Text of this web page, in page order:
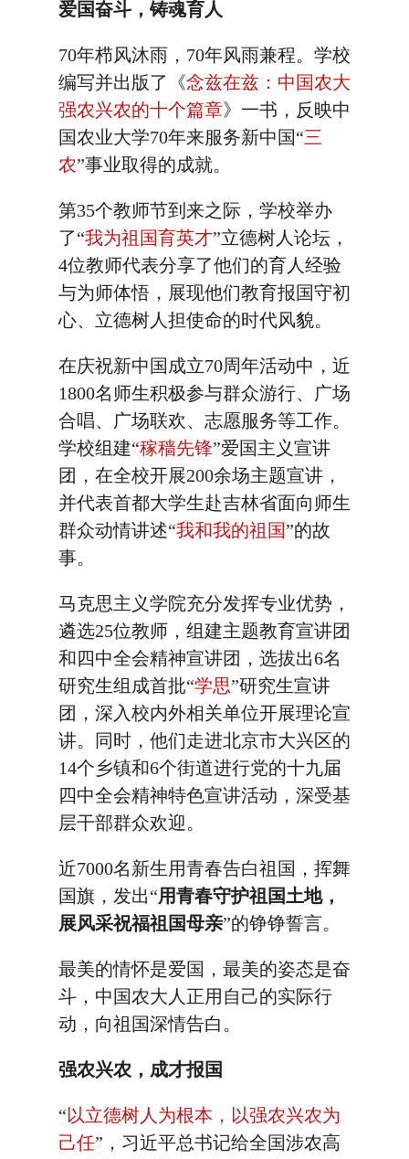
爱国奋斗，铸魂育人
70年栉风沐雨，70年风雨兼程。学校
编写并出版了《念兹在兹：中国农大
强农兴农的十个篇章》一书，反映中
国农业大学70年来服务新中国“三
农”事业取得的成就。
第35个教师节到来之际，学校举办
了“我为祖国育英才”立德树人论坛，
4位教师代表分享了他们的育人经验
与为师体悟，展现他们教育报国守初
心、立德树人担使命的时代风貌。
在庆祝新中国成立70周年活动中，近
1800名师生积极参与群众游行、广场
合唱、广场联欢、志愿服务等工作。
学校组建“稼穑先锋”爱国主义宣讲
团，在全校开展200余场主题宣讲，
并代表首都大学生赴吉林省面向师生
群众动情讲述“我和我的祖国”的故
事。
马克思主义学院充分发挥专业优势，
遴选25位教师，组建主题教育宣讲团
和四中全会精神宣讲团，选拔出6名
研究生组成首批“学思”研究生宣讲
团，深入校内外相关单位开展理论宣
讲。同时，他们走进北京市大兴区的
14个乡镇和6个街道进行党的十九届
四中全会精神特色宣讲活动，深受基
层干部群众欢迎。
近7000名新生用青春告白祖国，挥舞
国旗，发出“用青春守护祖国土地，
展风采祝福祖国母亲”的铮铮誓言。
最美的情怀是爱国，最美的姿态是奋
斗，中国农大人正用自己的实际行
动，向祖国深情告白。
强农兴农，成才报国
“以立德树人为根本，以强农兴农为
己任”，习近平总书记给全国涉农高